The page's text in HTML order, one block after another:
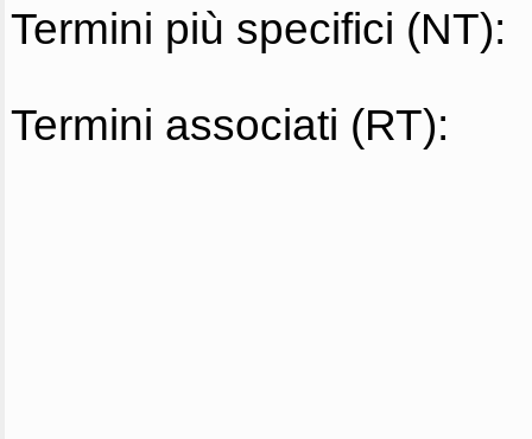
Termini più specifici (NT):
Termini associati (RT):